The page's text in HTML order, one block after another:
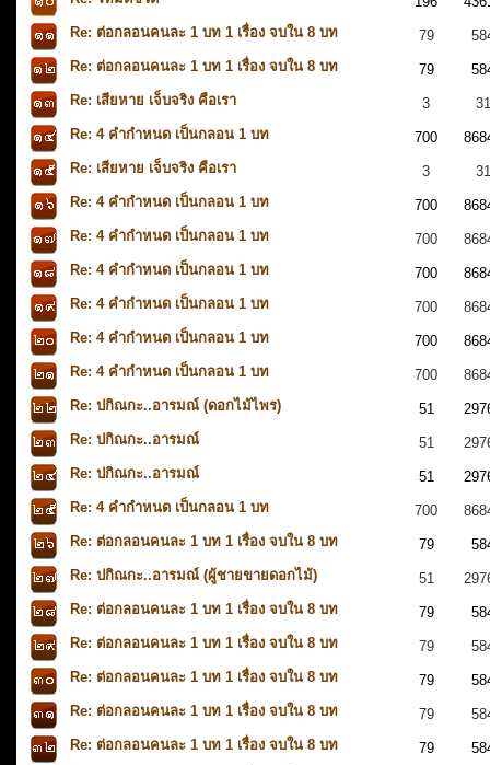
Re: ต่อกลอนคนละ 1 บท 1 เรื่อง จบใน 8 บท
79
Re: ต่อกลอนคนละ 1 บท 1 เรื่อง จบใน 8 บท
79
Re: เสียหาย เจ็บจริง คือเรา
3
Re: 4 คำกำหนด เป็นกลอน 1 บท
700
Re: เสียหาย เจ็บจริง คือเรา
3
Re: 4 คำกำหนด เป็นกลอน 1 บท
700
Re: 4 คำกำหนด เป็นกลอน 1 บท
700
Re: 4 คำกำหนด เป็นกลอน 1 บท
700
Re: 4 คำกำหนด เป็นกลอน 1 บท
700
Re: 4 คำกำหนด เป็นกลอน 1 บท
700
Re: 4 คำกำหนด เป็นกลอน 1 บท
700
Re: ปกิณกะ..อารมณ์ (ดอกไม้ไพร)
51
Re: ปกิณกะ..อารมณ์
51
Re: ปกิณกะ..อารมณ์
51
Re: 4 คำกำหนด เป็นกลอน 1 บท
700
Re: ต่อกลอนคนละ 1 บท 1 เรื่อง จบใน 8 บท
79
Re: ปกิณกะ..อารมณ์ (ผู้ชายขายดอกไม้)
51
Re: ต่อกลอนคนละ 1 บท 1 เรื่อง จบใน 8 บท
79
Re: ต่อกลอนคนละ 1 บท 1 เรื่อง จบใน 8 บท
79
Re: ต่อกลอนคนละ 1 บท 1 เรื่อง จบใน 8 บท
79
Re: ต่อกลอนคนละ 1 บท 1 เรื่อง จบใน 8 บท
79
Re: ต่อกลอนคนละ 1 บท 1 เรื่อง จบใน 8 บท
79